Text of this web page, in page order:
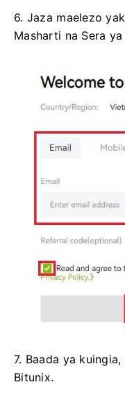
6. Jaza maelezo
Masharti na Sera
7. Baada ya
Bitunix.